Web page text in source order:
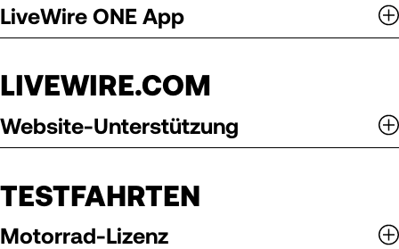
LiveWire ONE App
LIVEWIRE.COM
Website-Unterstützung
TESTFAHRTEN
Motorrad-Lizenz